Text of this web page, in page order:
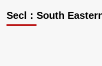
Secl : South